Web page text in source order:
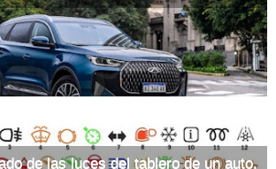
de las luces del tablero de un auto,